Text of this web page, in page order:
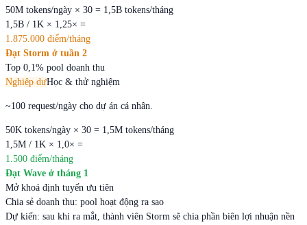
50M tokens/ngày × 30 = 1,5B tokens/tháng
1,5B / 1K × 1,25× =
1.875.000 điểm/tháng
Đạt Storm ở tuần 2
Top 0,1% pool doanh thu
Nghiệp dưHọc & thử nghiệm
~100 request/ngày cho dự án cá nhân.
50K tokens/ngày × 30 = 1,5M tokens/tháng
1,5M / 1K × 1,0× =
1.500 điểm/tháng
Đạt Wave ở tháng 1
Mở khoá định tuyến ưu tiên
Chia sẻ doanh thu: pool hoạt động ra sao
Dự kiến: sau khi ra mắt, thành viên Storm sẽ chia phần biên lợi nhuận nền